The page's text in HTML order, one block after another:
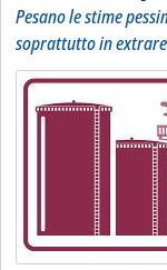
Pesano le stime
soprattutto in